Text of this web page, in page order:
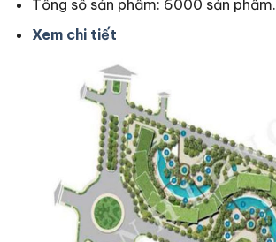
Tổng số sản phẩm: 6000 sản phẩm.
Xem chi tiết